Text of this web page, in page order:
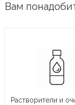
Вам
Растворители и